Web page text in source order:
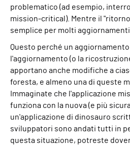
problematico (ad esempio,
mission-critical). Mentre il
semplice per molti
Questo perché un
l'aggiornamento (o la
apportano anche modifiche a
foresta, e almeno una di queste
Immaginate che l'applicazione
funziona con la nuova (e più
un'applicazione di dinosauro
sviluppatori sono andati tutti in
questa situazione, potreste